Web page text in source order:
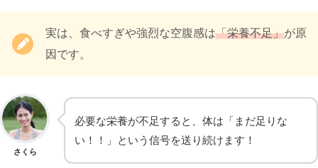
実は、食べすぎや強烈な空腹感は「栄養不足」が原
因です。
さくら
必要な栄養が不足すると、体は「まだ足りな
い！！」という信号を送り続けます！